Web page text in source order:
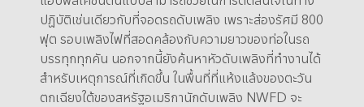
ปฏิบัติเช่นเดียวกับที่จอดรถดับเพลิง เพราะส่องรัศมี 800
ฟุต รอบเพลิงไฟที่สอดคล้องกับความยาวของท่อในรถ
บรรทุกทุกคัน นอกจากนี้ยังค้นหาหัวดับเพลิงที่ทำงานได้
สำหรับเหตุการณ์ที่เกิดขึ้น ในพื้นที่ที่แห้งแล้งของตะวัน
ตกเฉียงใต้ของสหรัฐอเมริกานักดับเพลิง NWFD จะ